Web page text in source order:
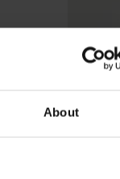
About
Hřejivé